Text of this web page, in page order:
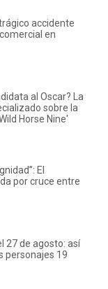
accidente
en
al Oscar? La
sobre la
Horse Nine'
El
por cruce entre
27 de agosto: así
personajes 19